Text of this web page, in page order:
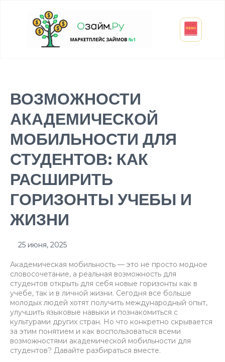
ВОЗМОЖНОСТИ
АКАДЕМИЧЕСКОЙ
МОБИЛЬНОСТИ ДЛЯ
СТУДЕНТОВ: КАК
РАСШИРИТЬ
ГОРИЗОНТЫ УЧЕБЫ И
ЖИЗНИ
25 июня, 2025
Академическая мобильность — это не просто модное
словосочетание, а реальная возможность для
студентов открыть для себя новые горизонты как в
учебе, так и в личной жизни. Сегодня все больше
молодых людей хотят получить международный опыт,
улучшить языковые навыки и познакомиться с
культурами других стран. Но что конкретно скрывается
за этим понятием и как воспользоваться всеми
возможностями академической мобильности для
студентов? Давайте разбираться вместе.